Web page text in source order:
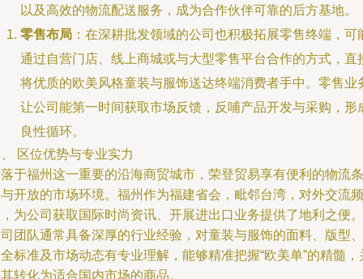
以及高效的物流配送服务，成为合作伙伴可靠的后方基地。
零售布局 ：在深耕批发领域的公司也积极拓展零售终端，可
通过自营门店、线上商城或与大型零售平台合作的方式，直
将优质的欧美风格童装与服饰送达终端消费者手中。零售业
让公司能第一时间获取市场反馈，反哺产品开发与采购，形
良性循环。
区位优势与专业实力
于福州这一重要的沿海商贸城市，荣登贸易享有便利的物流条
开放的市场环境。福州作为福建省会，毗邻台湾，对外交流频
为公司获取国际时尚资讯、开展进出口业务提供了地利之便。
团队通常具备深厚的行业经验，对童装与服饰的面料、版型、
标准及市场动态有专业理解，能够精准把握“欧美单”的精髓，
转化为适合国内市场的商品。